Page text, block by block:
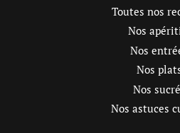
Toutes nos
Nos
Nos
Nos
Nos
Nos astuces